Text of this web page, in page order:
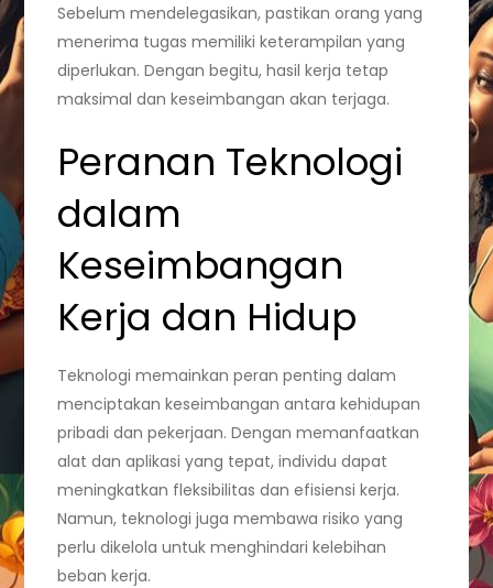
Sebelum mendelegasikan, pastikan orang yang
menerima tugas memiliki keterampilan yang
diperlukan. Dengan begitu, hasil kerja tetap
maksimal dan keseimbangan akan terjaga.
Peranan Teknologi
dalam
Keseimbangan
Kerja dan Hidup
Teknologi memainkan peran penting dalam
menciptakan keseimbangan antara kehidupan
pribadi dan pekerjaan. Dengan memanfaatkan
alat dan aplikasi yang tepat, individu dapat
meningkatkan fleksibilitas dan efisiensi kerja.
Namun, teknologi juga membawa risiko yang
perlu dikelola untuk menghindari kelebihan
beban kerja.